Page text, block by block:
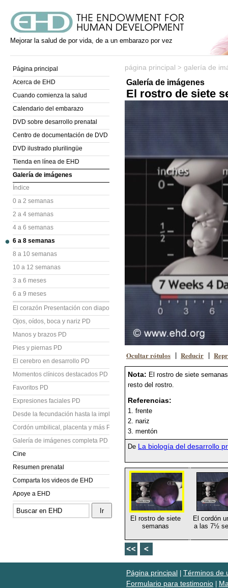
Mejorar la salud de por vida, de a un embarazo por vez
Página principal
Acerca de EHD
Cuando comienza la salud
Calendario del embarazo
DVD sobre desarrollo prenatal
Centro de documentación de DVD
DVD ilustrado plurilingüe
Tienda en línea de EHD
Galería de imágenes
Índice
0 a 2 semanas
2 a 4 semanas
4 a 6 semanas
6 a 8 semanas
8 a 10 semanas
10 a 12 semanas
3 a 6 meses
6 a 9 meses
El corazón Presentación con diapositivas (PD)
Ojos, oídos, boca y nariz PD
Manos y brazos PD
Pies y piernas PD
El cerebro en desarrollo PD
Momentos clínicos destacados PD
Favoritos PD
Expresiones faciales PD
Desde la fecundación hasta la implantación PD
Cordón umbilical, placenta y más PD
Galería de imágenes completa PD
Cine
Resumen prenatal
Comparta los videos de EHD
Apoye a EHD
página principal > galería de
Galería de imágenes
El rostro de siete
Ocultar rótulos Reducir
Nota: El rostro de siete
resto del rostro.
Referencias:
1. frente
2. nariz
3. mentón
De La biología del desarrollo
El rostro de siete
semanas
El cordón
a las 7½
Página principal
Términos de
Formulario para testimonio